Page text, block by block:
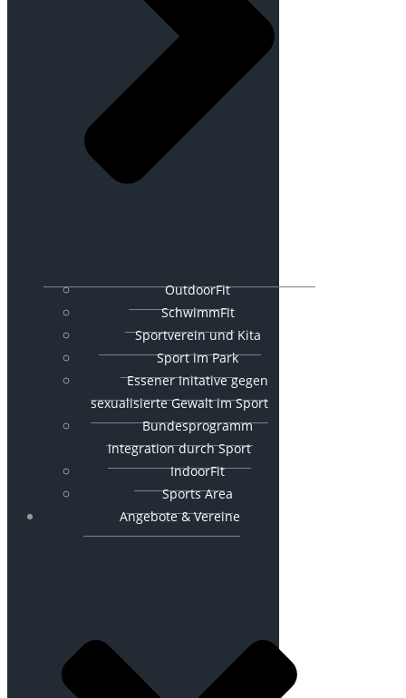
OutdoorFit
SchwimmFit
Sportverein und Kita
Sport im Park
Essener Initative gegen
sexualisierte Gewalt im Sport
Bundesprogramm
Integration durch Sport
IndoorFit
Sports Area
Angebote & Vereine